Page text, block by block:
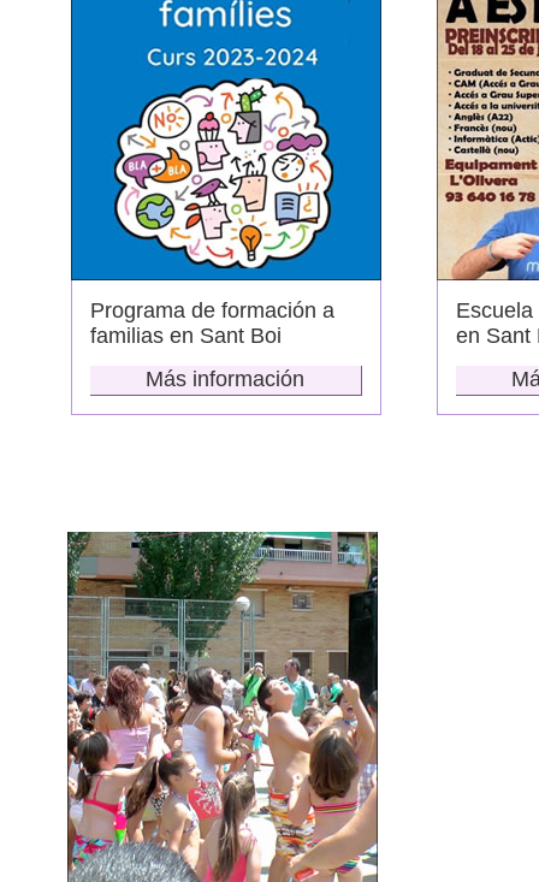
Programa de formación a
familias en Sant Boi
Más información
en Sant